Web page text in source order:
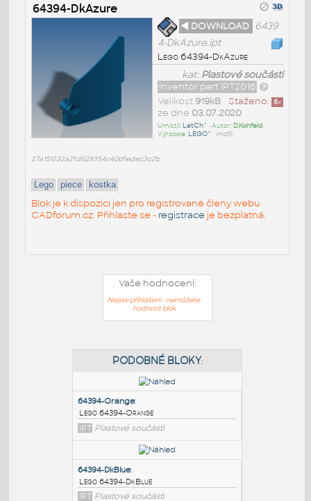
64394-DkAzure
◄ DOWNLOAD
6439
4-DkAzure.ipt
Lego 64394-DkAzure
kat:Plastové součásti
Inventor part IPT2016
Staženo: 6x
Velikost 919kB•
ze dne 03.07.2020
Umístil: LatCh^ • Autor: D.Kohfeld•
Výrobce: LEGO^ • md5:
27a151232a2fd628354c40dfedec3c2b
Lego piece kostka
Blok je k dispozici jen pro registrované členy webu
CADforum.cz. Přihlaste se - registrace je bezplatná.
Vaše hodnocení:
Nejste přihlášeni - nemůžete
hodnotit blok